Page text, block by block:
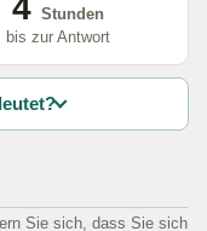
4 Stunden
bis zur Antwort
Sie sich, dass Sie sich